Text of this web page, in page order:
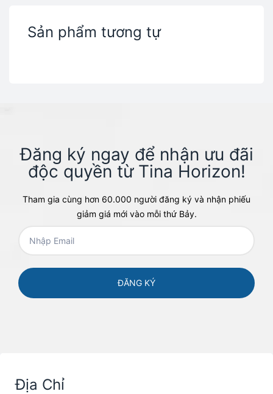
Sản phẩm tương tự
Đăng ký ngay để nhận ưu đãi
độc quyền từ Tina Horizon!​
Tham gia cùng hơn 60.000 người đăng ký và nhận phiếu
giảm giá mới vào mỗi thứ Bảy.
Địa Chỉ